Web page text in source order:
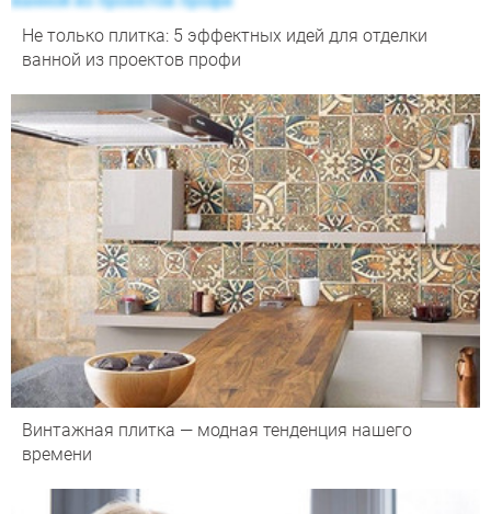
Не только плитка: 5 эффектных идей для отделки
ванной из проектов профи
Винтажная плитка — модная тенденция нашего
времени